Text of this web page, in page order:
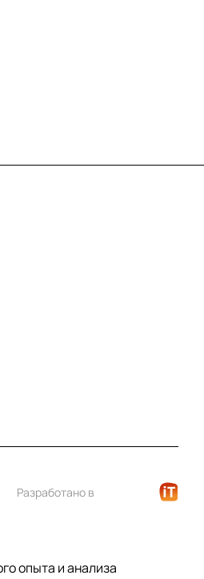
Разработано в
опыта и анализа